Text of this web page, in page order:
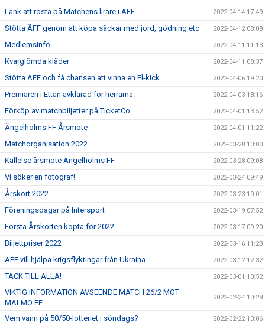
Länk att rösta på Matchens lirare i ÄFF 2022-04-14 17:49
Stötta ÄFF genom att köpa säckar med jord, gödning etc 2022-04-12 08:08
Medlemsinfo 2022-04-11 11:13
Kvarglömda kläder 2022-04-11 08:37
Stötta ÄFF och få chansen att vinna en El-kick 2022-04-06 19:20
Premiären i Ettan avklarad för herrarna. 2022-04-03 18:16
Förköp av matchbiljetter på TicketCo 2022-04-01 13:52
Ängelholms FF Årsmöte 2022-04-01 11:22
Matchorganisation 2022 2022-03-28 10:00
Kallelse årsmöte Ängelholms FF 2022-03-28 09:08
Vi söker en fotograf! 2022-03-24 09:49
Årskort 2022 2022-03-23 10:01
Föreningsdagar på Intersport 2022-03-19 07:52
Första Årskorten köpta för 2022 2022-03-17 09:20
Biljettpriser 2022 2022-03-16 11:23
ÄFF vill hjälpa krigsflyktingar från Ukraina 2022-03-12 12:32
TACK TILL ALLA! 2022-03-01 10:52
VIKTIG INFORMATION AVSEENDE MATCH 26/2 MOT
MALMÖ FF
2022-02-24 10:28
Vem vann på 50/50-lotteriet i söndags? 2022-02-22 13:06